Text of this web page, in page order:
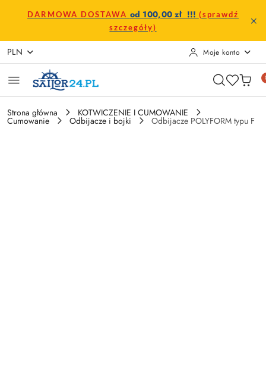
Przejdź do treści głównej
Przejdź do wyszukiwarki
Przejdź do moje konto
Przejdź do menu głównego
Przejdź do opisu produktu
Przejdź do stopki
DARMOWA DOSTAWA od 100,00 zł !!! (sprawdź
szczegóły)
PLN Moje konto
Strona główna KOTWICZENIE I CUMOWANIE
Cumowanie Odbijacze i bojki Odbijacze POLYFORM typu F